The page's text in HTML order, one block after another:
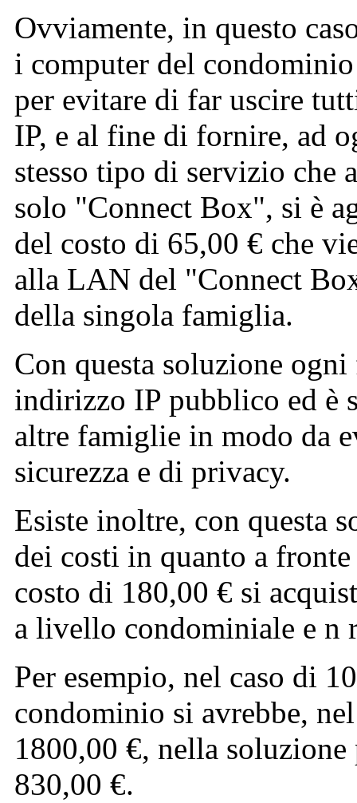
Ovviamente, in questo
i computer del condominio
per evitare di far uscire
IP, e al fine di fornire, ad
stesso tipo di servizio che
solo "Connect Box", si è
del costo di 65,00 € che
alla LAN del "Connect
della singola famiglia.
Con questa soluzione
indirizzo IP pubblico ed è
altre famiglie in modo da
sicurezza e di privacy.
Esiste inoltre, con questa
dei costi in quanto a
costo di 180,00 € si
a livello condominiale e n
Per esempio, nel caso di
condominio si avrebbe,
1800,00 €, nella soluzione
830,00 €.